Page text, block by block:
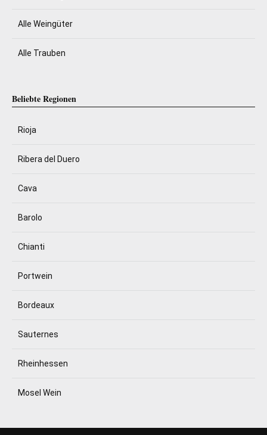
Alle Weingüter
Alle Trauben
Beliebte Regionen
Rioja
Ribera del Duero
Cava
Barolo
Chianti
Portwein
Bordeaux
Sauternes
Rheinhessen
Mosel Wein